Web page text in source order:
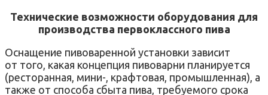
Технические возможности оборудования для
производства первоклассного пива
Оснащение пивоваренной установки зависит
от того, какая концепция пивоварни планируется
(ресторанная, мини-, крафтовая, промышленная), а
также от способа сбыта пива, требуемого срока